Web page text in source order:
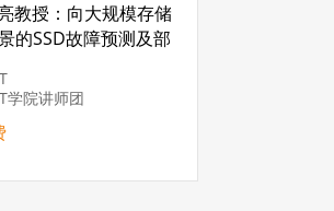
教授：向大规模存储
的SSD故障预测及部
学院讲师团